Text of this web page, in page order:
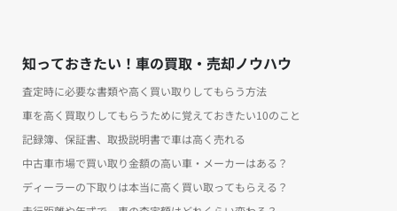
知っておきたい！車の買取・売却ノウハウ
査定時に必要な書類や高く買い取りしてもらう方法
車を高く買取りしてもらうために覚えておきたい10のこと
記録簿、保証書、取扱説明書で車は高く売れる
中古車市場で買い取り金額の高い車・メーカーはある？
ディーラーの下取りは本当に高く買い取ってもらえる？